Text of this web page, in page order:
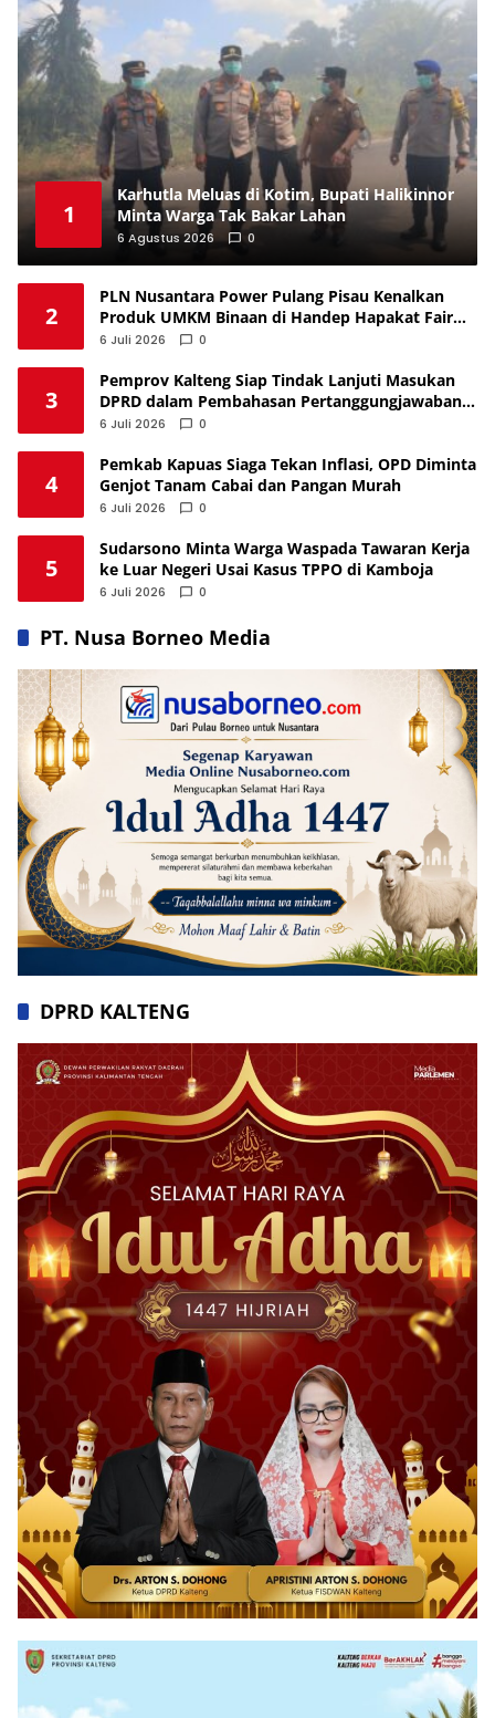
1
Karhutla Meluas di Kotim, Bupati Halikinnor
Minta Warga Tak Bakar Lahan
6 Agustus 2026 0
2
PLN Nusantara Power Pulang Pisau Kenalkan
Produk UMKM Binaan di Handep Hapakat Fair
2026
6 Juli 2026 0
3
Pemprov Kalteng Siap Tindak Lanjuti Masukan
DPRD dalam Pembahasan Pertanggungjawaban
APBD 2025
6 Juli 2026 0
4
Pemkab Kapuas Siaga Tekan Inflasi, OPD Diminta
Genjot Tanam Cabai dan Pangan Murah
6 Juli 2026 0
5
Sudarsono Minta Warga Waspada Tawaran Kerja
ke Luar Negeri Usai Kasus TPPO di Kamboja
6 Juli 2026 0
PT. Nusa Borneo Media
DPRD KALTENG